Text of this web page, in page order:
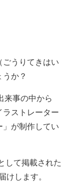
うりてきはい
か？
来事の中から
ラストレーター
が制作してい
して掲載された
します。